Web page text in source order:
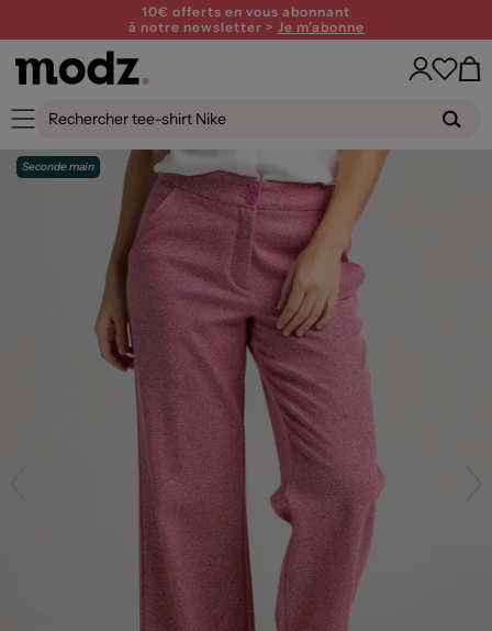
10€ offerts en vous abonnant
à notre newsletter > Je m'abonne
Seconde main